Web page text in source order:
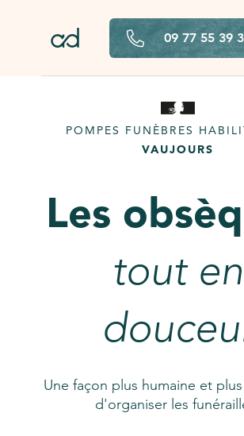
09 77 55 39
POMPES FUNÈBRES
VAUJOURS
Les
tout en
Une façon plus humaine et
d'organiser les